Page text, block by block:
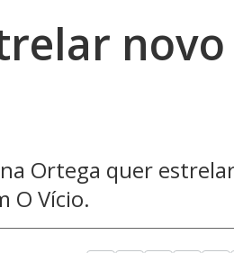
novo
Ortega quer
O Vício.